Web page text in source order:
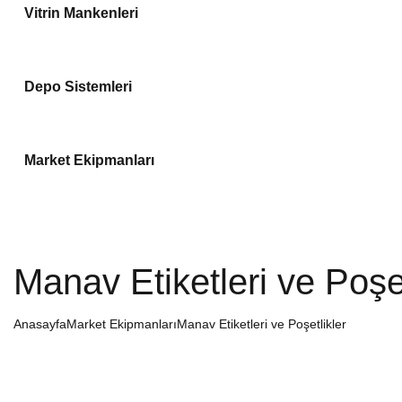
Vitrin Mankenleri
Depo Sistemleri
Market Ekipmanları
Manav Etiketleri ve
AnasayfaMarket EkipmanlarıManav Etiketleri ve Poşetlikler